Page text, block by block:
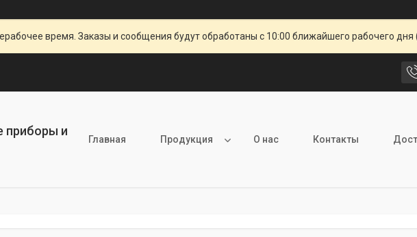
время. Заказы и сообщения будут обработаны с 10:00 ближайшего рабочего дня
приборы и
Главная Продукция О нас Контакты